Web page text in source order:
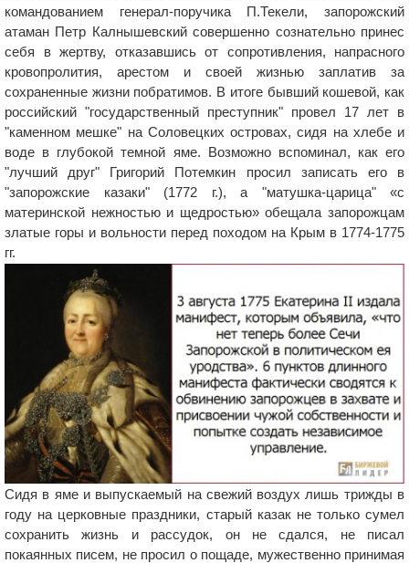
командованием генерал-поручика П.Текели, запорожский
атаман Петр Калнышевский совершенно сознательно принес
себя в жертву, отказавшись от сопротивления, напрасного
кровопролития, арестом и своей жизнью заплатив за
сохраненные жизни побратимов. В итоге бывший кошевой, как
российский "государственный преступник" провел 17 лет в
"каменном мешке" на Соловецких островах, сидя на хлебе и
воде в глубокой темной яме. Возможно вспоминал, как его
"лучший друг" Григорий Потемкин просил записать его в
"запорожские казаки" (1772 г.), а "матушка-царица" «с
материнской нежностью и щедростью» обещала запорожцам
златые горы и вольности перед походом на Крым в 1774-1775
гг.
Сидя в яме и выпускаемый на свежий воздух лишь трижды в
году на церковные праздники, старый казак не только сумел
сохранить жизнь и рассудок, он не сдался, не писал
покаянных писем, не просил о пощаде, мужественно принимая